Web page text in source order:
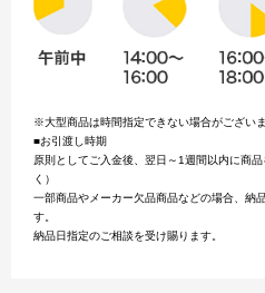
①キャビリポGT（キャビテーション）/ 人気
ました！
中古美容機器 入荷しました！
になります。
商品の詳細はお気軽にお問い合わせ下さい。
2019年1月28日
①テクノリンク セラピムボディE8（EMS）/
入荷。整骨院やエステサロンにおすすめです。
商品の詳細はお気軽にお問い合わせ下さい。
※大型商品は時間指定できない場合がございま
■お引渡し時期
原則としてご入金後、翌日～1週間以内に商
く）
一部商品やメーカー欠品商品などの場合、納
す。
納品日指定のご相談を受け賜ります。